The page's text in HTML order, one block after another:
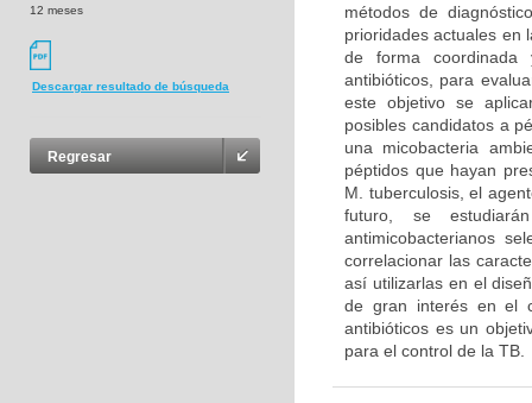
12 meses
Descargar resultado de búsqueda
Regresar
métodos de
prioridades actuales en
de forma coordinada
antibióticos, para
este objetivo se
posibles candidatos a
una micobacteria
péptidos que hayan
M. tuberculosis, el
futuro, se
antimicobacterianos
correlacionar las
así utilizarlas en el
de gran interés en el
antibióticos es un
para el control de la TB.